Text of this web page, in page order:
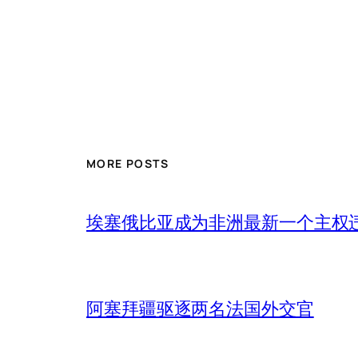
MORE POSTS
埃塞俄比亚成为非洲最新一个主权
阿塞拜疆驱逐两名法国外交官